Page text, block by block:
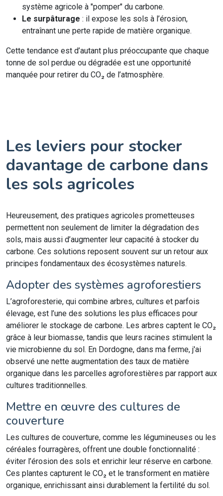
système agricole à "pomper" du carbone.
Le surpâturage : il expose les sols à l’érosion,
entraînant une perte rapide de matière organique.
Cette tendance est d’autant plus préoccupante que chaque
tonne de sol perdue ou dégradée est une opportunité
manquée pour retirer du CO₂ de l’atmosphère.
Les leviers pour stocker
davantage de carbone dans
les sols agricoles
Heureusement, des pratiques agricoles prometteuses
permettent non seulement de limiter la dégradation des
sols, mais aussi d’augmenter leur capacité à stocker du
carbone. Ces solutions reposent souvent sur un retour aux
principes fondamentaux des écosystèmes naturels.
Adopter des systèmes agroforestiers
L’agroforesterie, qui combine arbres, cultures et parfois
élevage, est l’une des solutions les plus efficaces pour
améliorer le stockage de carbone. Les arbres captent le CO₂
grâce à leur biomasse, tandis que leurs racines stimulent la
vie microbienne du sol. En Dordogne, dans ma ferme, j'ai
observé une nette augmentation des taux de matière
organique dans les parcelles agroforestières par rapport aux
cultures traditionnelles.
Mettre en œuvre des cultures de
couverture
Les cultures de couverture, comme les légumineuses ou les
céréales fourragères, offrent une double fonctionnalité :
éviter l’érosion des sols et enrichir leur réserve en carbone.
Ces plantes capturent le CO₂ et le transforment en matière
organique, enrichissant ainsi durablement la fertilité du sol.